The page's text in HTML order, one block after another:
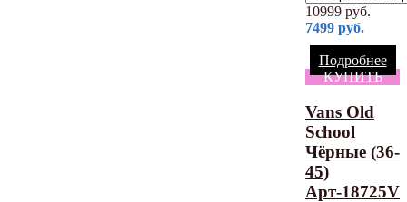
10999 руб.
7499 руб.
Подробнее
КУПИТЬ
Vans Old
School
Чёрные (36-
45)
Арт-18725V